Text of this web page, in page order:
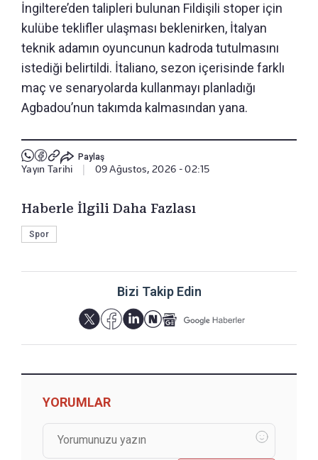
İngiltere’den talipleri bulunan Fildişili stoper için
kulübe teklifler ulaşması beklenirken, İtalyan
teknik adamın oyuncunun kadroda tutulmasını
istediği belirtildi. İtaliano, sezon içerisinde farklı
maç ve senaryolarda kullanmayı planladığı
Agbadou’nun takımda kalmasından yana.
Paylaş
Yayın Tarihi 09 Ağustos, 2026 - 02:15
Haberle İlgili Daha Fazlası
Spor
Bizi Takip Edin
YORUMLAR